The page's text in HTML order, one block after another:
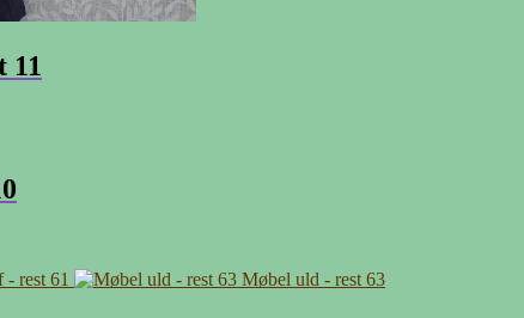
11
- rest 61
Møbel uld - rest 63